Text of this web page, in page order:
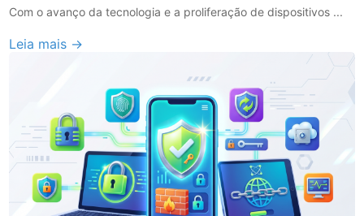
Com o avanço da tecnologia e a proliferação de dispositivos ...
Leia mais →